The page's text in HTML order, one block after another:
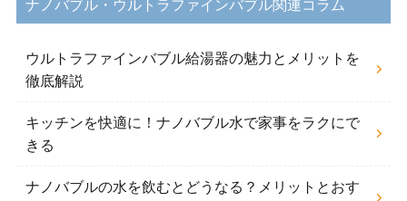
ナノバブル・ウルトラファインバブル関連コラム
ウルトラファインバブル給湯器の魅力とメリットを
徹底解説
キッチンを快適に！ナノバブル水で家事をラクにで
きる
ナノバブルの水を飲むとどうなる？メリットとおす